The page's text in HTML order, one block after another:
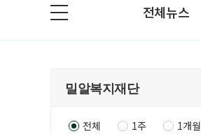
전체뉴스
전체 1주 1개월